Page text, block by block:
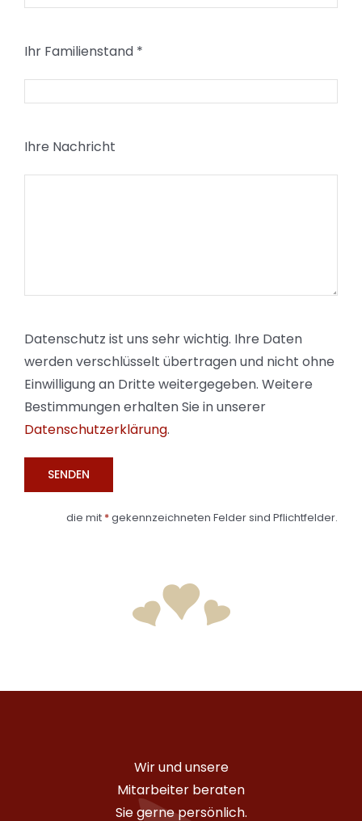
Ihr Familienstand *
Ihre Nachricht
Datenschutz ist uns sehr wichtig. Ihre Daten
werden verschlüsselt übertragen und nicht ohne
Einwilligung an Dritte weitergegeben. Weitere
Bestimmungen erhalten Sie in unserer
Datenschutzerklärung.
die mit *gekennzeichneten Felder sind Pflichtfelder.
Wir und unsere
Mitarbeiter beraten
Sie gerne persönlich.